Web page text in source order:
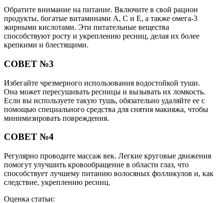
Обратите внимание на питание. Включите в свой рацион
продукты, богатые витаминами A, C и E, а также омега-3
жирными кислотами. Эти питательные вещества
способствуют росту и укреплению ресниц, делая их более
крепкими и блестящими.
СОВЕТ №3
Избегайте чрезмерного использования водостойкой туши.
Она может пересушивать ресницы и вызывать их ломкость.
Если вы используете такую тушь, обязательно удаляйте ее с
помощью специального средства для снятия макияжа, чтобы
минимизировать повреждения.
СОВЕТ №4
Регулярно проводите массаж век. Легкие круговые движения
помогут улучшить кровообращение в области глаз, что
способствует лучшему питанию волосяных фолликулов и, как
следствие, укреплению ресниц.
Оценка статьи: